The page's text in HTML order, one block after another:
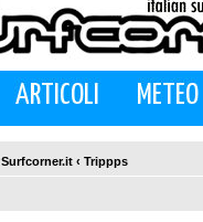
ARTICOLI METEO
Surfcorner.it ‹ Trippps